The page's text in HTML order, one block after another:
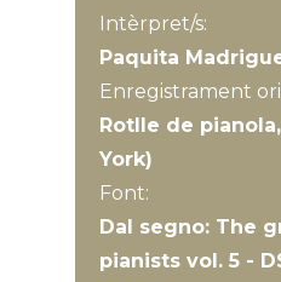
Intèrpret/s:
Paquita
Enregistrament
Rotlle de pianola,
York)
Font:
Dal segno: The
pianists vol. 5 -